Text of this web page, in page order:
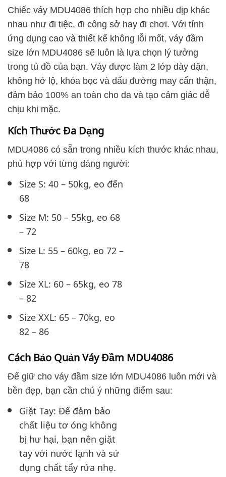
Chiếc váy MDU4086 thích hợp cho nhiều dịp khác
nhau như đi tiệc, đi công sở hay đi chơi. Với tính
ứng dụng cao và thiết kế không lỗi mốt, váy đầm
size lớn MDU4086 sẽ luôn là lựa chọn lý tưởng
trong tủ đồ của bạn. Váy được làm 2 lớp dày dặn,
không hở lộ, khóa bọc và dấu đường may cẩn thận,
đảm bảo 100% an toàn cho da và tạo cảm giác dễ
chịu khi mặc.
Kích Thước Đa Dạng
MDU4086 có sẵn trong nhiều kích thước khác nhau,
phù hợp với từng dáng người:
Size S: 40 – 50kg, eo đến
68
Size M: 50 – 55kg, eo 68
– 72
Size L: 55 – 60kg, eo 72 –
78
Size XL: 60 – 65kg, eo 78
– 82
Size XXL: 65 – 70kg, eo
82 – 86
Cách Bảo Quản Váy Đầm MDU4086
Để giữ cho váy đầm size lớn MDU4086 luôn mới và
bền đẹp, bạn cần chú ý những điểm sau:
Giặt Tay: Để đảm bảo
chất liệu tơ óng không
bị hư hại, bạn nên giặt
tay với nước lạnh và sử
dụng chất tẩy rửa nhẹ.